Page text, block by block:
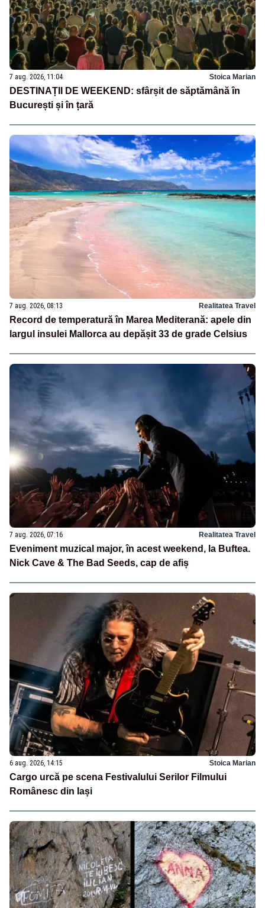
7 aug. 2026, 11:04 Stoica Marian
DESTINAȚII DE WEEKEND: sfârșit de săptămână în
București și în țară
7 aug. 2026, 08:13 Realitatea Travel
Record de temperatură în Marea Mediterană: apele din
largul insulei Mallorca au depășit 33 de grade Celsius
7 aug. 2026, 07:16 Realitatea Travel
Eveniment muzical major, în acest weekend, la Buftea.
Nick Cave & The Bad Seeds, cap de afiș
6 aug. 2026, 14:15 Stoica Marian
Cargo urcă pe scena Festivalului Serilor Filmului
Românesc din Iași